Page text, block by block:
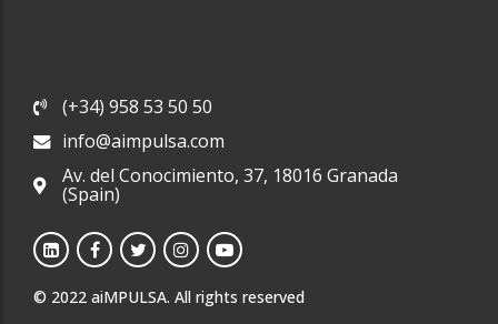
(+34) 958 53 50 50
info@aimpulsa.com
Av. del Conocimiento, 37, 18016 Granada
(Spain)
© 2022 aiMPULSA. All rights reserved